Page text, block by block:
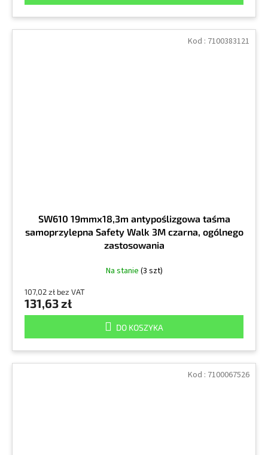
SW610 19mmx18,3m antypoślizgowa taśma
samoprzylepna Safety Walk 3M czarna, ogólnego
zastosowania
Na stanie (3 szt)
107,02 zł bez VAT
131,63 zł
DO KOSZYKA
Kod : 7100383121
Kod : 7100067526